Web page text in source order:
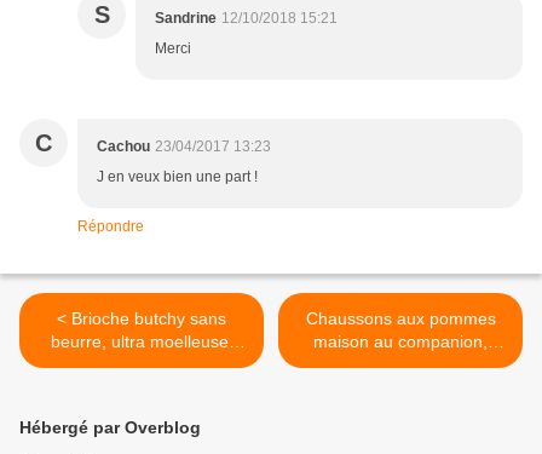
S Sandrine 12/10/2018 15:21
Merci
C Cachou 23/04/2017 13:23
J en veux bien une part !
Répondre
< Brioche butchy sans
beurre, ultra moelleuse,
filante et aérée au
Chaussons aux pommes
maison au companion,
thermomix ou sans robot >
Hébergé par Overblog